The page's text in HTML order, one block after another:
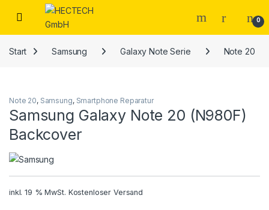
Open 0
Start Samsung Galaxy Note Serie Note 20
Note 20, Samsung, Smartphone Reparatur
Samsung Galaxy Note 20 (N980F)
Backcover
inkl. 19 % MwSt. Kostenloser Versand